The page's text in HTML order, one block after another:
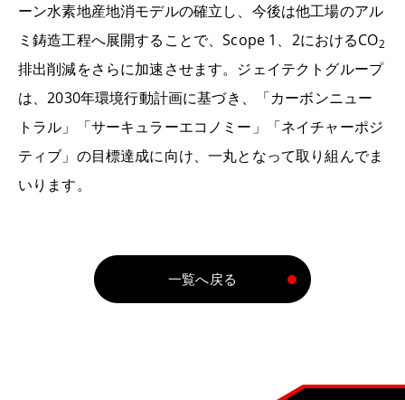
ーン水素地産地消モデルの確立し、今後は他工場のアル
ミ鋳造工程へ展開することで、Scope 1、2におけるCO2
排出削減をさらに加速させます。ジェイテクトグループ
は、2030年環境行動計画に基づき、「カーボンニュー
トラル」「サーキュラーエコノミー」「ネイチャーポジ
ティブ」の目標達成に向け、一丸となって取り組んでま
いります。
一覧へ戻る